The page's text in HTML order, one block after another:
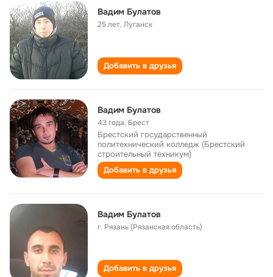
Вадим Булатов
25 лет,Луганск
Добавить в друзья
Вадим Булатов
43 года, Брест
Брестский государственный
политехнический колледж (Брестский
строительный техникум)
Добавить в друзья
Вадим Булатов
г. Рязань (Рязанская область)
Добавить в друзья